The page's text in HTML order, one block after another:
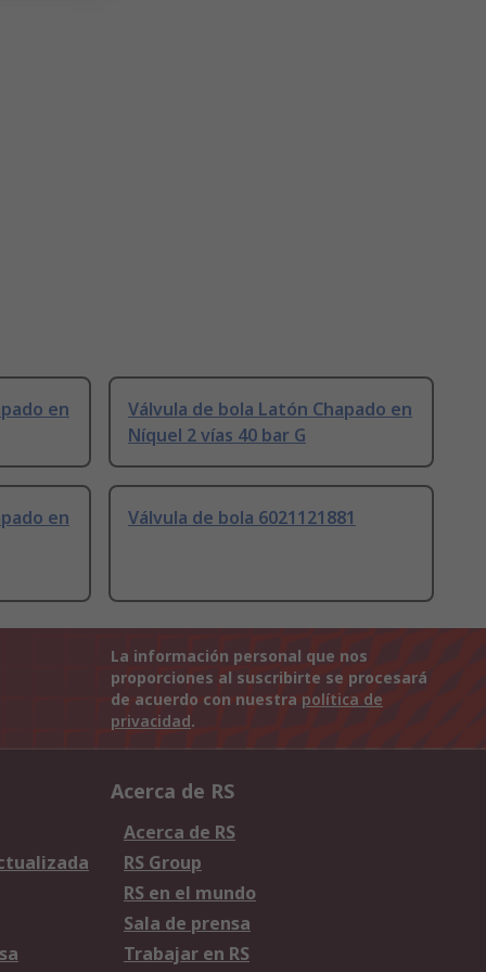
en
Válvula de bola Latón Chapado en
Níquel 2 vías 40 bar G
en
Válvula de bola 6021121881
La información personal que nos
proporciones al suscribirte se procesará
de acuerdo con nuestra política de
privacidad.
Acerca de RS
Acerca de RS
RS Group
RS en el mundo
Sala de prensa
Trabajar en RS